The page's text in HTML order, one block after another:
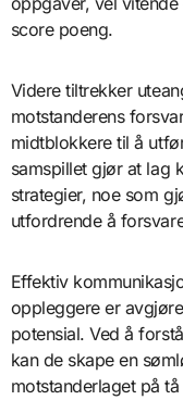
score poeng.
Videre tiltrekker
motstanderens
midtblokkere til å
samspillet gjør at lag
strategier, noe som
utfordrende å
Effektiv
oppleggere er
potensial. Ved å
kan de skape en
motstanderlaget på